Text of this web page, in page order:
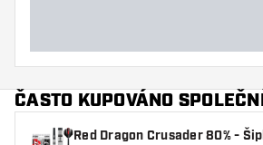
ČASTO KUPOVÁNO
Red Dragon Crusader 80% -